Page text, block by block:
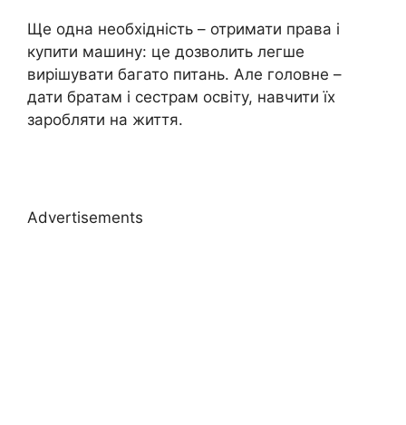
Ще одна необхідність – отримати права і
купити машину: це дозволить легше
вирішувати багато питань. Але головне –
дати братам і сестрам освіту, навчити їх
заробляти на життя.
Advertisements